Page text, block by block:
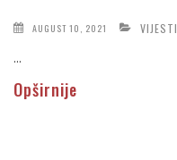
AUGUST 10, 2021 VIJESTI
...
Opširnije